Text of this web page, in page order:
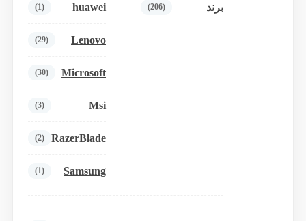
برند (206)
huawei
(1)
Lenovo
(29)
Microsoft
(30)
Msi
(3)
RazerBlade
(2)
Samsung
(1)